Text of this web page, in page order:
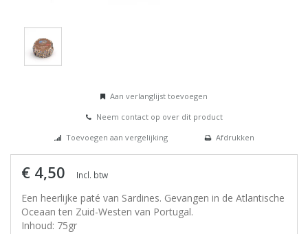
Aan verlanglijst toevoegen
Neem contact op over dit product
Toevoegen aan vergelijking
Afdrukken
€ 4,50 Incl. btw
Een heerlijke paté van Sardines. Gevangen in de Atlantische
Oceaan ten Zuid-Westen van Portugal.
Inhoud: 75gr